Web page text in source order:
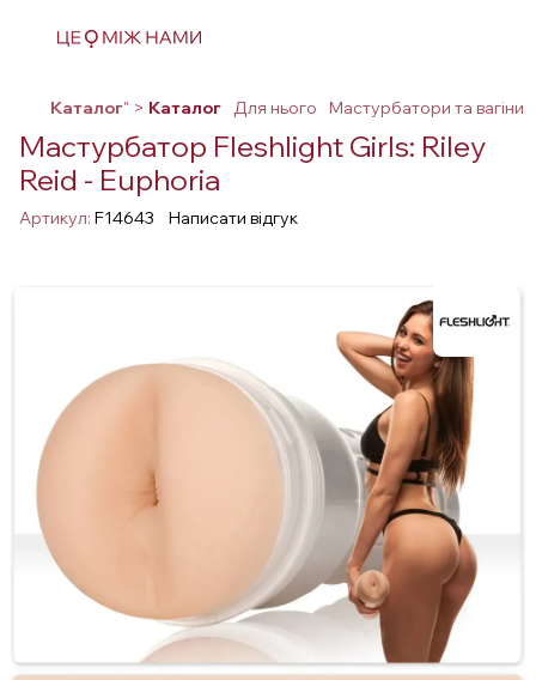
Каталог" > Каталог Для нього Мастурбатори та вагіни
Мастурбатор Fleshlight Girls: Riley
Reid - Euphoria
Артикул: F14643 Написати відгук